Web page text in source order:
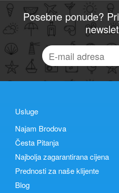
Posebne ponude?
Usluge
Najam Brodova
Česta Pitanja
Najbolja zagarantirana cijena
Prednosti za naše klijente
Blog